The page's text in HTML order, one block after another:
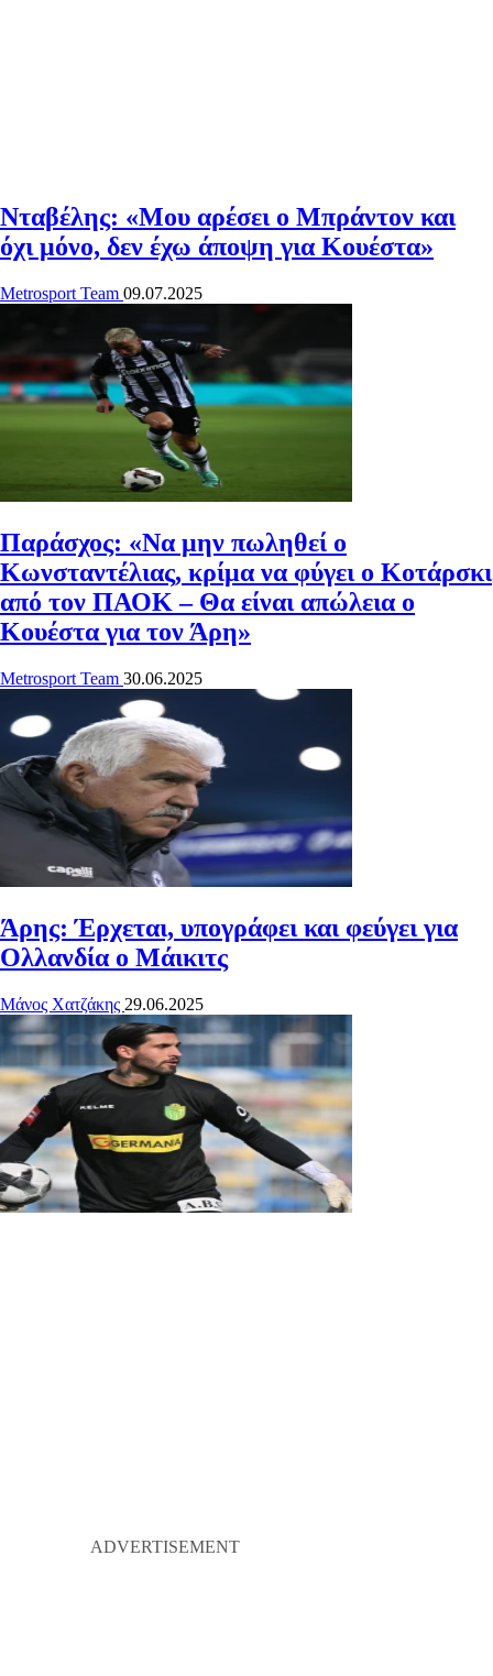
Νταβέλης: «Μου αρέσει ο Μπράντον και
όχι μόνο, δεν έχω άποψη για Κουέστα»
Metrosport Team 09.07.2025
Παράσχος: «Να μην πωληθεί ο
Κωνσταντέλιας, κρίμα να φύγει ο Κοτάρσκι
από τον ΠΑΟΚ – Θα είναι απώλεια ο
Κουέστα για τον Άρη»
Metrosport Team 30.06.2025
Άρης: Έρχεται, υπογράφει και φεύγει για
Ολλανδία ο Μάικιτς
Μάνος Χατζάκης 29.06.2025